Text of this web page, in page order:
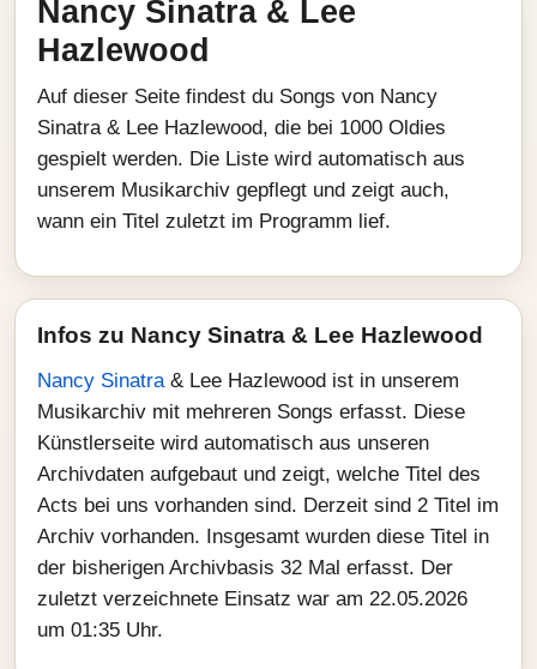
Nancy Sinatra & Lee
Hazlewood
Auf dieser Seite findest du Songs von Nancy
Sinatra & Lee Hazlewood, die bei 1000 Oldies
gespielt werden. Die Liste wird automatisch aus
unserem Musikarchiv gepflegt und zeigt auch,
wann ein Titel zuletzt im Programm lief.
Infos zu Nancy Sinatra & Lee Hazlewood
Nancy Sinatra& Lee Hazlewood ist in unserem
Musikarchiv mit mehreren Songs erfasst. Diese
Künstlerseite wird automatisch aus unseren
Archivdaten aufgebaut und zeigt, welche Titel des
Acts bei uns vorhanden sind. Derzeit sind 2 Titel im
Archiv vorhanden. Insgesamt wurden diese Titel in
der bisherigen Archivbasis 32 Mal erfasst. Der
zuletzt verzeichnete Einsatz war am 22.05.2026
um 01:35 Uhr.